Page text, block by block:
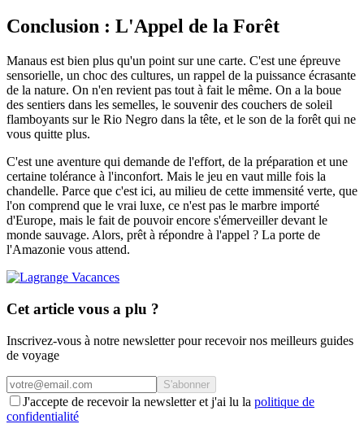
Conclusion : L'Appel de la Forêt
Manaus est bien plus qu'un point sur une carte. C'est une épreuve
sensorielle, un choc des cultures, un rappel de la puissance écrasante
de la nature. On n'en revient pas tout à fait le même. On a la boue
des sentiers dans les semelles, le souvenir des couchers de soleil
flamboyants sur le Rio Negro dans la tête, et le son de la forêt qui ne
vous quitte plus.
C'est une aventure qui demande de l'effort, de la préparation et une
certaine tolérance à l'inconfort. Mais le jeu en vaut mille fois la
chandelle. Parce que c'est ici, au milieu de cette immensité verte, que
l'on comprend que le vrai luxe, ce n'est pas le marbre importé
d'Europe, mais le fait de pouvoir encore s'émerveiller devant le
monde sauvage. Alors, prêt à répondre à l'appel ? La porte de
l'Amazonie vous attend.
Cet article vous a plu ?
Inscrivez-vous à notre newsletter pour recevoir nos meilleurs guides
de voyage
S'abonner
J'accepte de recevoir la newsletter et j'ai lu la politique de
confidentialité